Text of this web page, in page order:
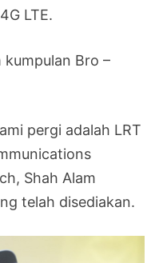
LTE.
kumpulan Bro –
pergi adalah LRT
Shah Alam
telah disediakan.